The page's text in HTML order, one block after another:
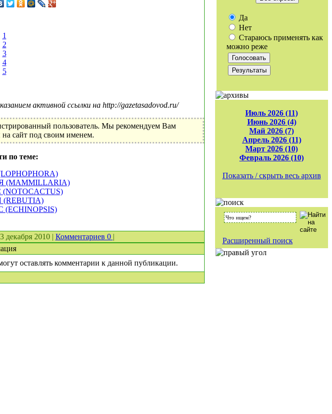
1
2
3
4
5
активной ссылки на http://gazetasadovod.ru/
пользователь. Мы рекомендуем Вам
на сайт под своим именем.
по теме:
декабря 2010 | Комментариев 0 |
оставлять комментарии к данной публикации.
Да
Нет
Стараюсь применять как
можно реже
Июль 2026 (11)
Июнь 2026 (4)
Май 2026 (7)
Апрель 2026 (11)
Март 2026 (10)
Февраль 2026 (10)
Показать / скрыть весь архив
Расширенный поиск